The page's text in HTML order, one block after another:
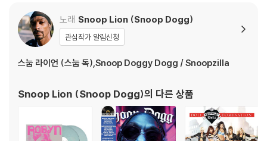
상을 요청할 수 있으며, 동영상이 없는 경우 반품/교환이 제한될 수 있습니
다.
관련 사진과 동영상 및 재생 기기 모델명을 첨부하여 첨부하여 고객센터에
문의 바랍니다.
2) LP는 잦은 배송 과정에서 재킷에 손상이 발생할 가능성이 높고 재판매
노래 Snoop Lion (Snoop Dogg)
관심작가 알림신청
스눕 라이언 (스눕 독),Snoop Doggy Dogg / Snoopzilla
Snoop Lion (Snoop Dogg)의 다른 상품